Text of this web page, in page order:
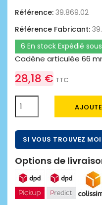
Référence: 39.869.02
Référence Fabricant:
6 En stock Expédié
Cadène articulée 66
28,18 € TTC
SI VOUS TROUVEZ
Options de